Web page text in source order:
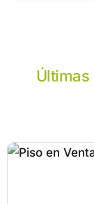
Últimas